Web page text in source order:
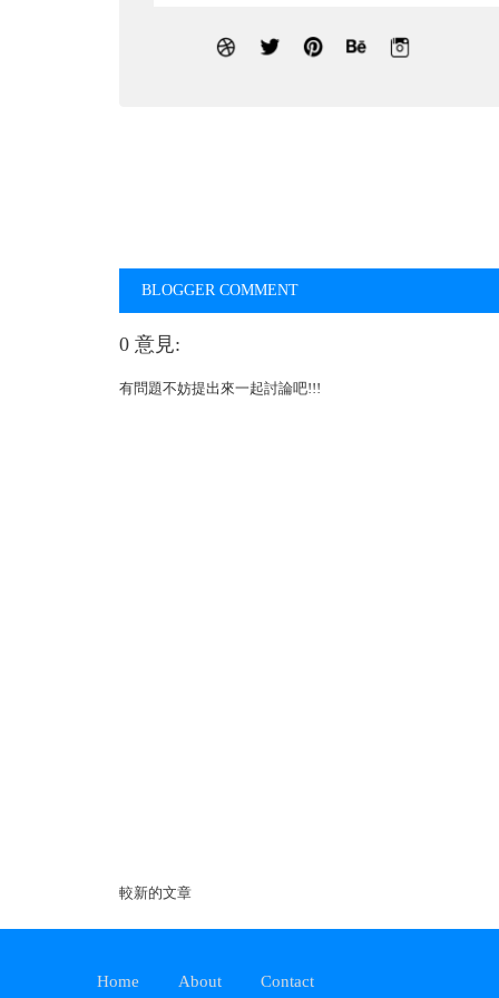
BLOGGER COMMENT
0 意見:
有問題不妨提出來一起討論吧!!!
較新的文章
Home About Contact